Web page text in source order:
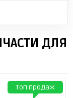
ДЛЯ
Топ продаж